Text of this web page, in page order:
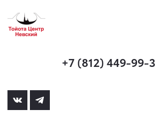
+7 (812) 449-99-